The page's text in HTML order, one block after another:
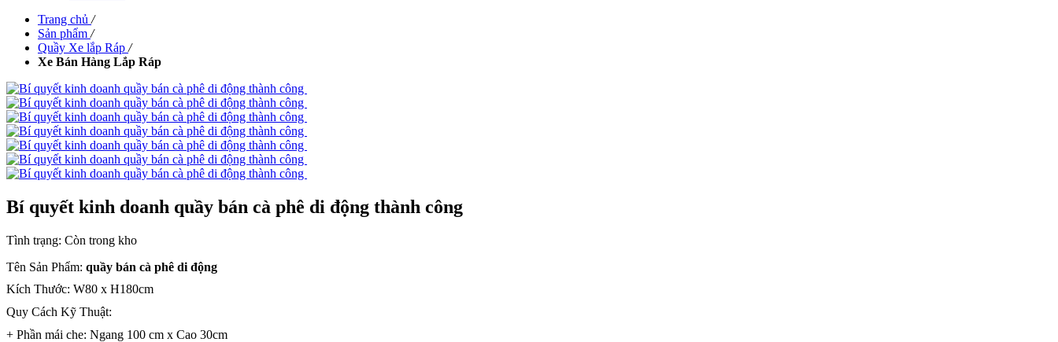
Trang chủ /
Sản phẩm /
Quầy Xe lắp Ráp /
Xe Bán Hàng Lắp Ráp
Bí quyết kinh doanh quầy bán cà phê di động thành công
Tình trạng: Còn trong kho
Tên Sản Phẩm: quầy bán cà phê di động
Kích Thước: W80 x H180cm
Quy Cách Kỹ Thuật:
+ Phần mái che: Ngang 100 cm x Cao 30cm